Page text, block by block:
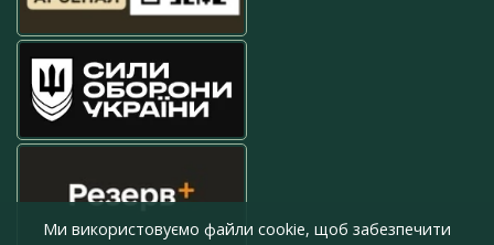
Ми використовуємо файли cookie, щоб забезпечити